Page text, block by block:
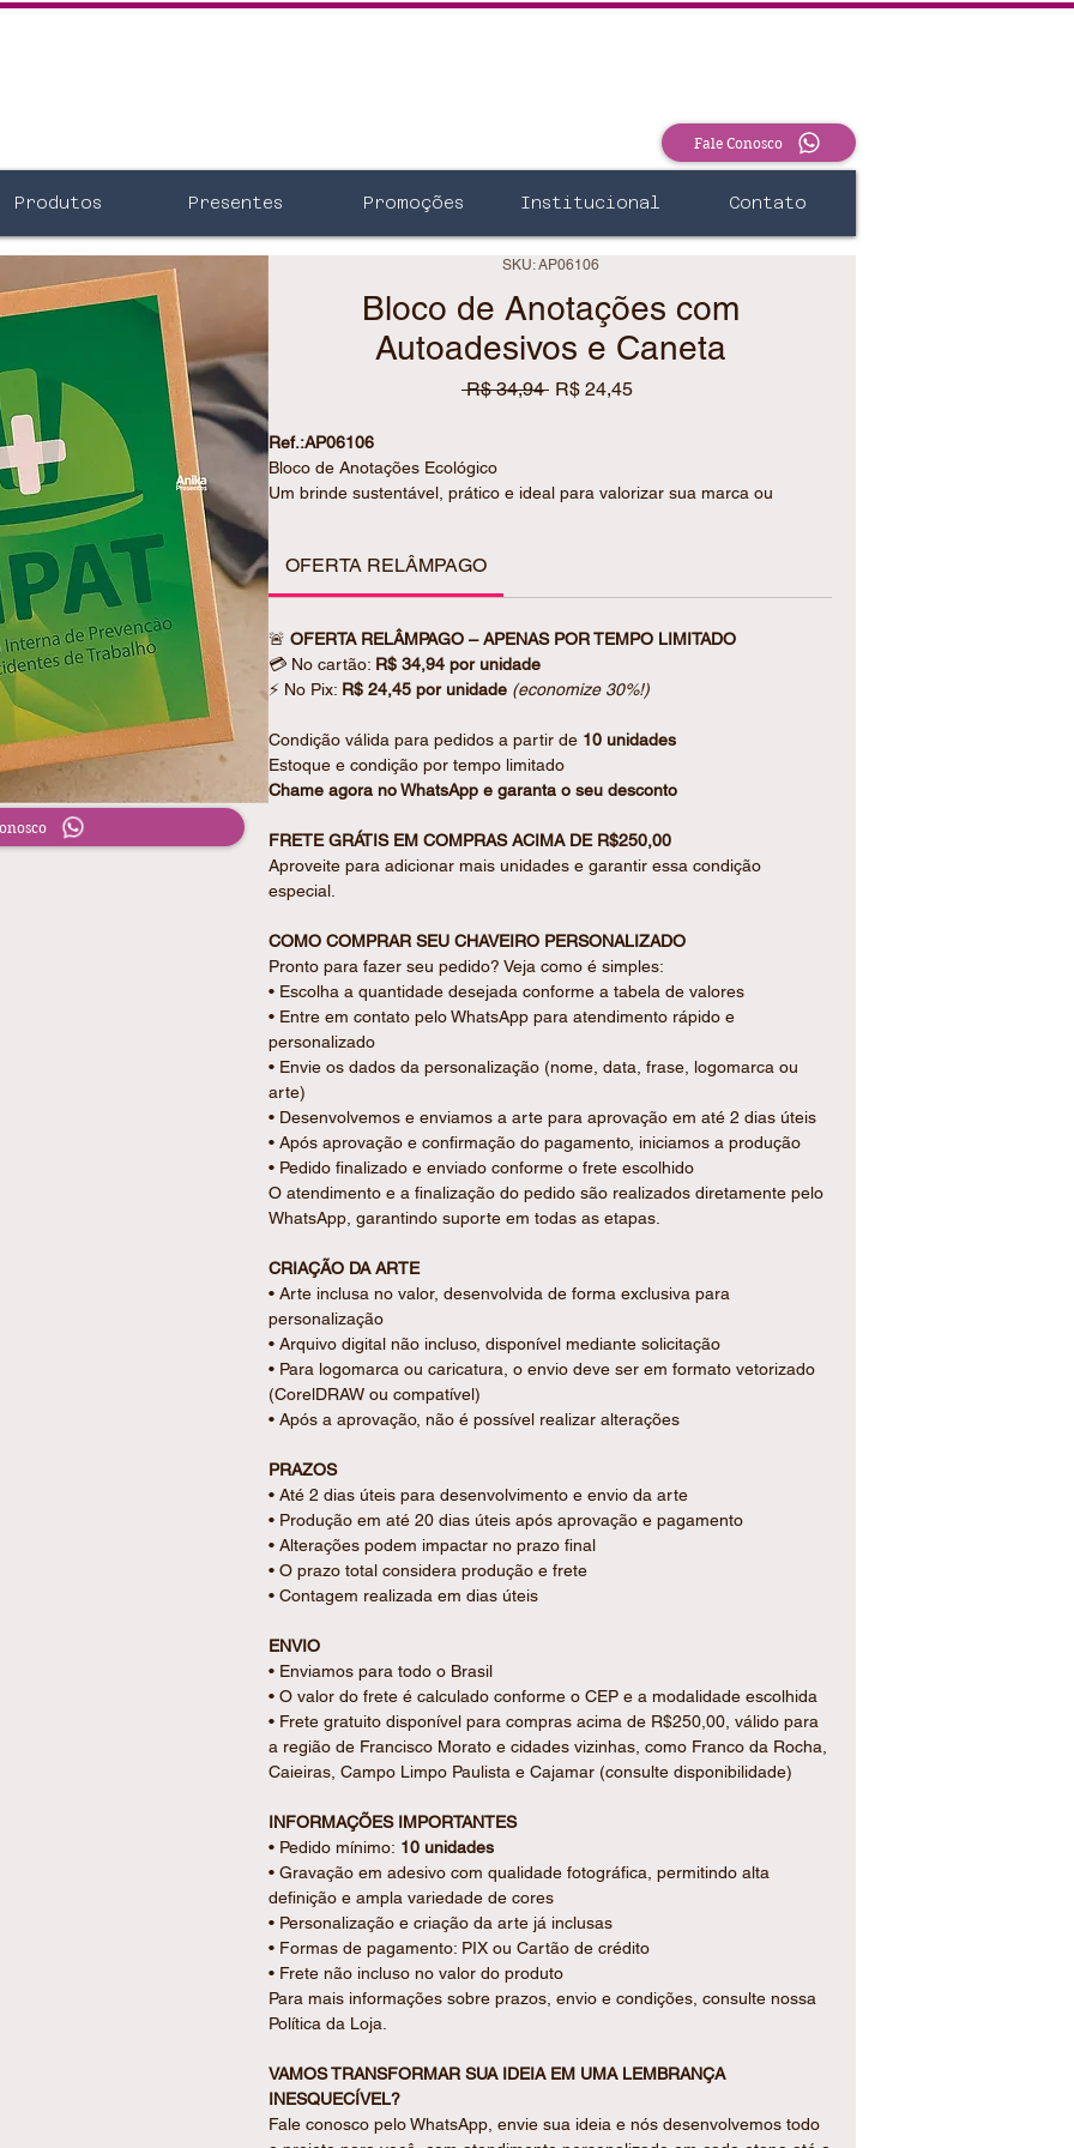
Fale Conosco
Produtos Presentes Promoções Institucional Contato
SKU: AP06106
Bloco de Anotações com
Autoadesivos e Caneta
R$ 34,94 Preço
R$ 24,45Preço
Ref.:AP06106
Bloco de Anotações Ecológico
Um brinde sustentável, prático e ideal para valorizar sua marca ou
ambiental em um só produto.
• Bloco principal com 100 folhas brancas para anotações
• 5 marcadores autoadesivos coloridos + 7 clips em gavetinha prática
• Mini caneta de papelão com carga azul + suporte para caneta
• Tamanho Caneta: 8,5 x 1,2 cm
• Peso (g): 191
Cada peça é cuidadosamente preparada para presentear, embalada
individualmente em saquinho plástico, garantindo proteção e um
acabamento caprichado.
personalizado com mensagem. Consulte valores.
PRODUZIDO SOB MEDIDA PARA O SEU EVENTO
✔ Personalização inclusa
✔ Peça pronta para presentear
✔ Produção artesanal com acabamento cuidadoso
DETALHES DA PERSONALIZAÇÃO
Personalizamos conforme a sua necessidade:
• Gravação nacapa realizada em adesivo com qualidade fotográfica,
permitindo alta definição e ampla variedade de cores.
• Inclusa 1 arte aplicada em 1 lado (idêntica em todas as unidades)
• Gravação frente: Sim
• Gravação verso: Não
Ideal para lembrancinhas de casamento, aniversários, eventos
corporativos e ocasiões especiais.
OFERTA RELÂMPAGO
🚨 OFERTA RELÂMPAGO – APENAS POR TEMPO LIMITADO
💳 No cartão: R$ 34,94 por unidade
⚡ No Pix: R$ 24,45 por unidade (economize 30%!)
Condição válida para pedidos a partir de 10 unidades
Estoque e condição por tempo limitado
Chame agora no WhatsApp e garanta o seu desconto
FRETE GRÁTIS EM COMPRAS ACIMA DE R$250,00
Aproveite para adicionar mais unidades e garantir essa condição
especial.
COMO COMPRAR SEU CHAVEIRO PERSONALIZADO
Pronto para fazer seu pedido? Veja como é simples:
• Escolha a quantidade desejada conforme a tabela de valores
• Entre em contato pelo WhatsApp para atendimento rápido e
personalizado
• Envie os dados da personalização (nome, data, frase, logomarca ou
arte)
• Desenvolvemos e enviamos a arte para aprovação em até 2 dias úteis
• Após aprovação e confirmação do pagamento, iniciamos a produção
• Pedido finalizado e enviado conforme o frete escolhido
O atendimento e a finalização do pedido são realizados diretamente pelo
WhatsApp, garantindo suporte em todas as etapas.
CRIAÇÃO DA ARTE
• Arte inclusa no valor, desenvolvida de forma exclusiva para
personalização
• Arquivo digital não incluso, disponível mediante solicitação
• Para logomarca ou caricatura, o envio deve ser em formato vetorizado
(CorelDRAW ou compatível)
• Após a aprovação, não é possível realizar alterações
PRAZOS
• Até 2 dias úteis para desenvolvimento e envio da arte
• Produção em até 20 dias úteis após aprovação e pagamento
• Alterações podem impactar no prazo final
• O prazo total considera produção e frete
• Contagem realizada em dias úteis
ENVIO
• Enviamos para todo o Brasil
• O valor do frete é calculado conforme o CEP e a modalidade escolhida
• Frete gratuito disponível para compras acima de R$250,00, válido para
a região de Francisco Morato e cidades vizinhas, como Franco da Rocha,
Caieiras, Campo Limpo Paulista e Cajamar (consulte disponibilidade)
INFORMAÇÕES IMPORTANTES
• Pedido mínimo: 10 unidades
• Gravação em adesivo com qualidade fotográfica, permitindo alta
definição e ampla variedade de cores
• Personalização e criação da arte já inclusas
• Formas de pagamento: PIX ou Cartão de crédito
• Frete não incluso no valor do produto
Para mais informações sobre prazos, envio e condições, consulte nossa
Política da Loja.
VAMOS TRANSFORMAR SUA IDEIA EM UMA LEMBRANÇA
INESQUECÍVEL?
Fale conosco pelo WhatsApp, envie sua ideia e nós desenvolvemos todo